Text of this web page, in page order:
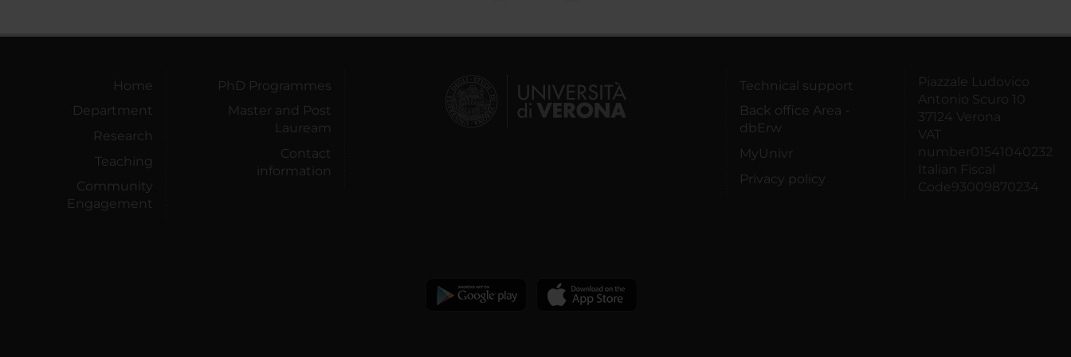
Home
Department
Research
Teaching
Community
Engagement
PhD Programmes
Master and Post
Lauream
Contact
information
Technical support
Back office Area -
dbErw
MyUnivr
Privacy policy
Piazzale Ludovico
Antonio Scuro 10
37124 Verona
VAT
number01541040232
Italian Fiscal
Code93009870234